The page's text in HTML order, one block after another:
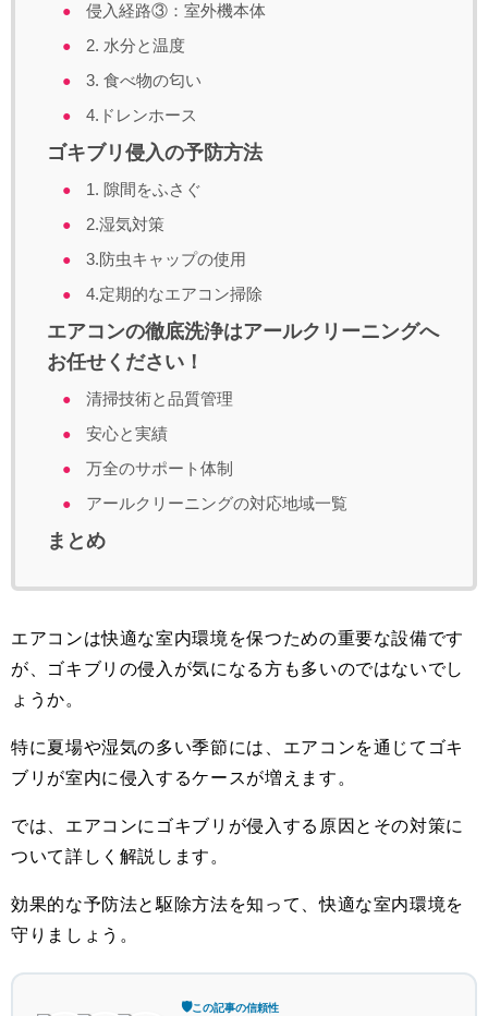
侵入経路③：室外機本体
2. 水分と温度
3. 食べ物の匂い
4.ドレンホース
ゴキブリ侵入の予防方法
1. 隙間をふさぐ
2.湿気対策
3.防虫キャップの使用
4.定期的なエアコン掃除
エアコンの徹底洗浄はアールクリーニングへ
お任せください！
清掃技術と品質管理
安心と実績
万全のサポート体制
アールクリーニングの対応地域一覧
まとめ
エアコンは快適な室内環境を保つための重要な設備です
が、ゴキブリの侵入が気になる方も多いのではないでし
ょうか。
特に夏場や湿気の多い季節には、エアコンを通じてゴキ
ブリが室内に侵入するケースが増えます。
では、エアコンにゴキブリが侵入する原因とその対策に
ついて詳しく解説します。
効果的な予防法と駆除方法を知って、快適な室内環境を
守りましょう。
🛡️この記事の信頼性